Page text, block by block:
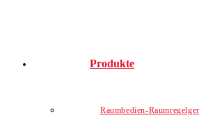
Produkte
Raumbedien-